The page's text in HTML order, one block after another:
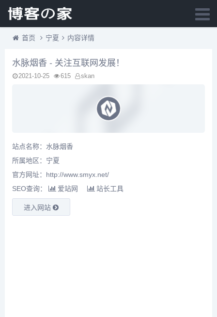
首页 宁夏 内容详情
水脉烟香 - 关注互联网发展！
2021-10-25 615 skan
站点名称：水脉烟香
所属地区： 宁夏
官方网址：http://www.smyx.net/
SEO查询：
爱站网 站长工具
进入网站